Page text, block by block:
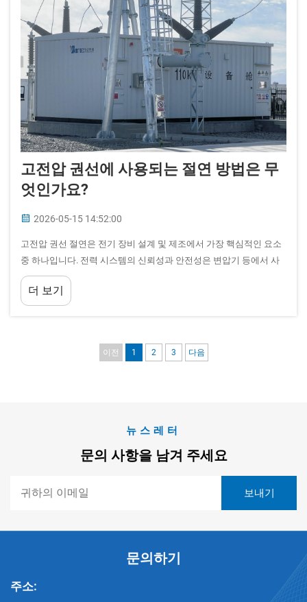
고전압 권선에 사용되는 절연 방법은 무
엇인가요?
2026-05-15 14:52:00
고전압 권선 절연은 전기 장비 설계 및 제조에서 가장 핵심적인 요소
중 하나입니다. 전력 시스템의 신뢰성과 안전성은 변압기 등에서 사
용되는 절연 방법의 효과성에 크게 의존합니다...
더 보기
이전 1 2 3 다음
뉴스레터
문의 사항을 남겨 주세요
문의하기
주소: